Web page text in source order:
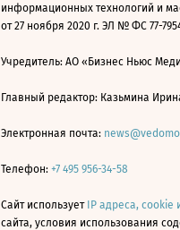
информационных технологий и
от 27 ноября 2020 г. ЭЛ № ФС 77-
Учредитель: АО «Бизнес Ньюс
Главный редактор: Казьмина
Электронная почта:
Телефон: +7 495 956-34-58
Сайт использует IP адреса,
сайта, условия использования